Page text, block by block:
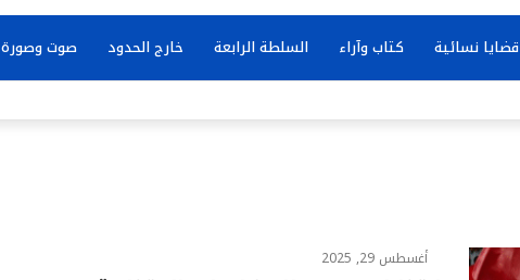
قضايا نسائية كتاب وآراء السلطة الرابعة خارج الحدود صوت وصورة
أغسطس 29, 2025